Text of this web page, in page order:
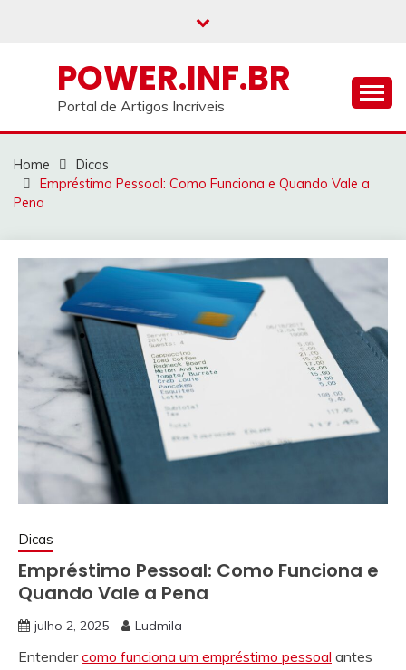
POWER.INF.BR
Portal de Artigos Incríveis
Home
Dicas
Empréstimo Pessoal: Como Funciona e Quando Vale a
Pena
Dicas
Empréstimo Pessoal: Como Funciona e
Quando Vale a Pena
julho 2, 2025 Ludmila
Entendercomo funciona um empréstimo pessoal antes